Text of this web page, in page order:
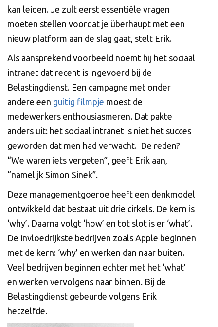
kan leiden. Je zult eerst essentiële vragen
moeten stellen voordat je überhaupt met een
nieuw platform aan de slag gaat, stelt Erik.
Als aansprekend voorbeeld noemt hij het sociaal
intranet dat recent is ingevoerd bij de
Belastingdienst. Een campagne met onder
andere een guitig filmpje moest de
medewerkers enthousiasmeren. Dat pakte
anders uit: het sociaal intranet is niet het succes
geworden dat men had verwacht. De reden?
“We waren iets vergeten”, geeft Erik aan,
“namelijk Simon Sinek”.
Deze managementgoeroe heeft een denkmodel
ontwikkeld dat bestaat uit drie cirkels. De kern is
‘why’. Daarna volgt ‘how’ en tot slot is er ‘what’.
De invloedrijkste bedrijven zoals Apple beginnen
met de kern: ‘why’ en werken dan naar buiten.
Veel bedrijven beginnen echter met het ‘what’
en werken vervolgens naar binnen. Bij de
Belastingdienst gebeurde volgens Erik
hetzelfde.